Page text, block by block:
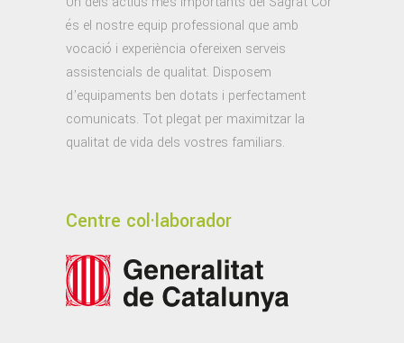
és el nostre equip professional que amb
vocació i experiència ofereixen serveis
assistencials de qualitat. Disposem
d’equipaments ben dotats i perfectament
comunicats. Tot plegat per maximitzar la
qualitat de vida dels vostres familiars.
Centre col·laborador